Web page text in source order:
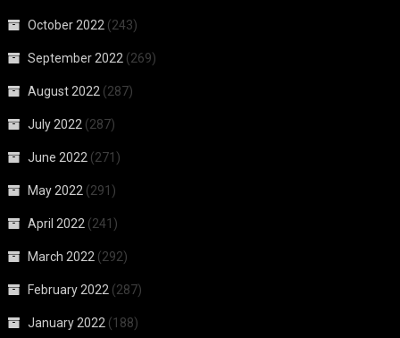
October 2022 (243)
September 2022 (269)
August 2022 (287)
July 2022 (287)
June 2022 (271)
May 2022 (291)
April 2022 (241)
March 2022 (292)
February 2022 (287)
January 2022 (188)